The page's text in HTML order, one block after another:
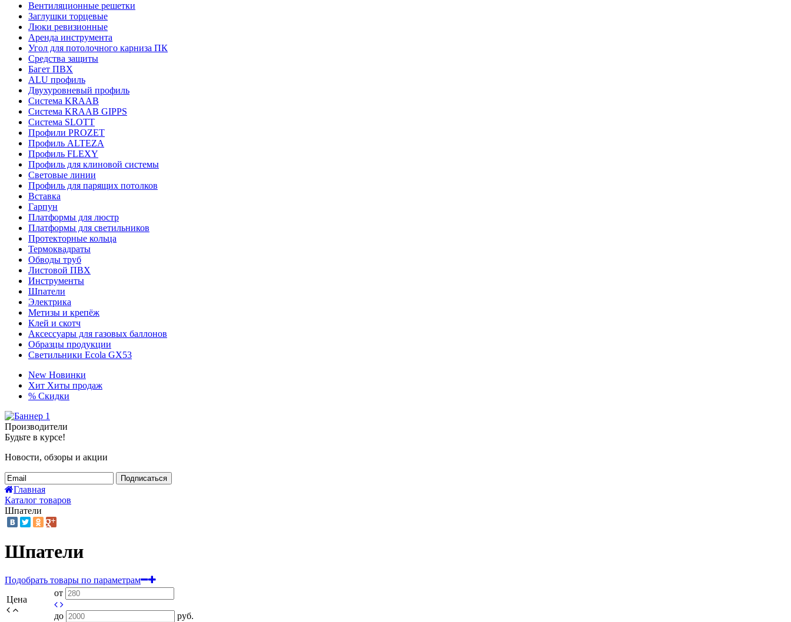
Вентиляционные решетки
Заглушки торцевые
Люки ревизионные
Аренда инструмента
Угол для потолочного карниза ПК
Средства защиты
Багет ПВХ
ALU профиль
Двухуровневый профиль
Система KRAAB
Система KRAAB GIPPS
Система SLOTT
Профили PROZET
Профиль ALTEZA
Профиль FLEXY
Профиль для клиновой системы
Световые линии
Профиль для парящих потолков
Вставка
Гарпун
Платформы для люстр
Платформы для светильников
Протекторные кольца
Термоквадраты
Обводы труб
Листовой ПВХ
Инструменты
Шпатели
Электрика
Метизы и крепёж
Клей и скотч
Аксессуары для газовых баллонов
Образцы продукции
Светильники Ecola GX53
New Новинки
Хит Хиты продаж
% Скидки
Производители
Будьте в курсе!
Новости, обзоры и акции
Подписаться
Главная
Каталог товаров
Шпатели
Шпатели
Подобрать товары по параметрам
Цена
от
до
руб.